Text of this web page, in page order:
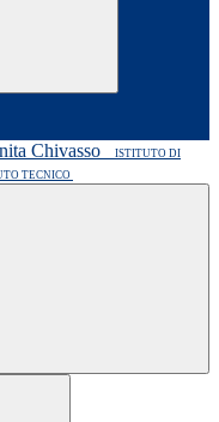
ISTITUTO DI
TECNICO